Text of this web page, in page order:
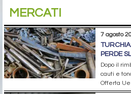
MERCATI
7 agosto
PERDE
Dopo il
cauti e
Offerta